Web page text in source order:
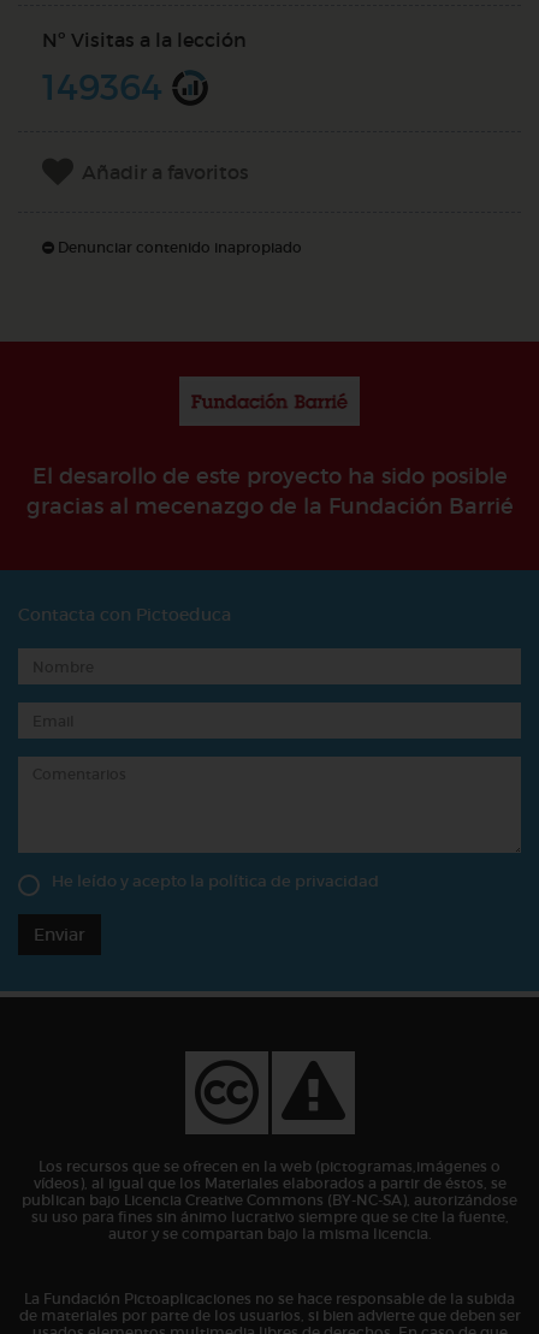
Nº Visitas a la lección
149364
Añadir a favoritos
Denunciar contenido inapropiado
El desarollo de este proyecto ha sido posible
gracias al mecenazgo de la Fundación Barrié
Contacta con Pictoeduca
He leído y acepto la política de privacidad
Enviar
Los recursos que se ofrecen en la web (pictogramas,imágenes o
vídeos), al igual que los Materiales elaborados a partir de éstos, se
publican bajo Licencia Creative Commons (BY-NC-SA), autorizándose
su uso para fines sin ánimo lucrativo siempre que se cite la fuente,
autor y se compartan bajo la misma licencia.
La Fundación Pictoaplicaciones no se hace responsable de la subida
de materiales por parte de los usuarios, si bien advierte que deben ser